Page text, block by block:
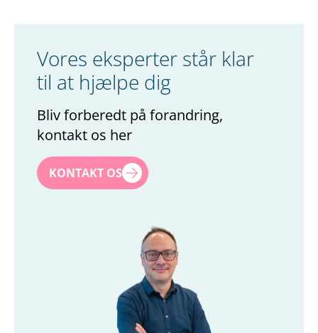
Vores eksperter står klar
til at hjælpe dig
Bliv forberedt på forandring,
kontakt os her
Navn*
KONTAKT OS